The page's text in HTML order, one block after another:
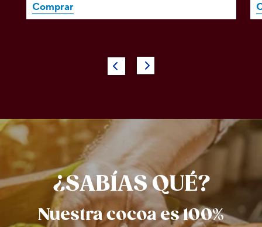
Comprar
¿SABÍAS QUÉ?
Nuestra cocoa es 100%